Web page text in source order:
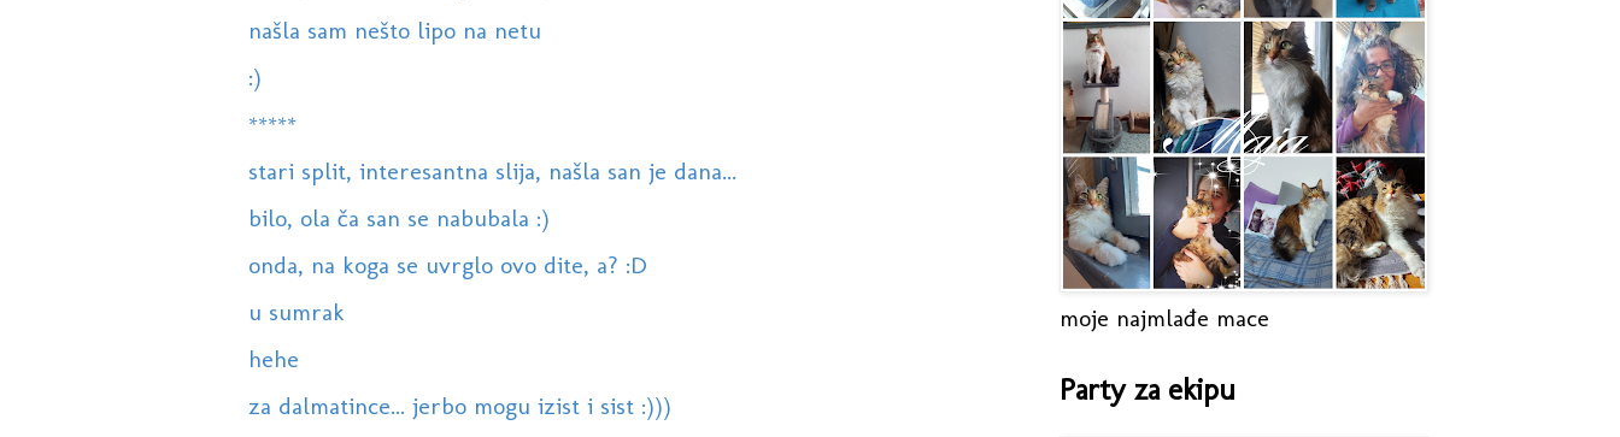
našla sam nešto lipo na netu
:)
*****
stari split, interesantna slija, našla san je dana...
bilo, ola ča san se nabubala :)
onda, na koga se uvrglo ovo dite, a? :D
u sumrak
hehe
za dalmatince... jerbo mogu izist i sist :)))
moje najmlađe mace
Party za ekipu